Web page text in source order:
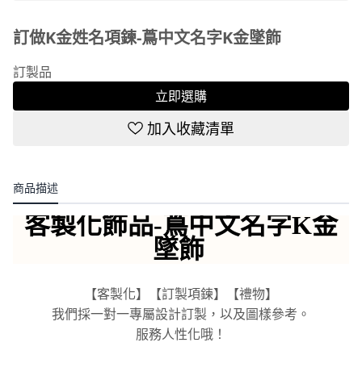
訂做K金姓名項鍊-蔦中文名字K金墜飾
訂製品
立即選購
加入收藏清單
商品描述
客製化飾品-蔦中文名字K金
墜飾
【客製化】【訂製項鍊】【禮物】
我們採一對一專屬設計訂製，以及圖樣參考。
服務人性化哦！